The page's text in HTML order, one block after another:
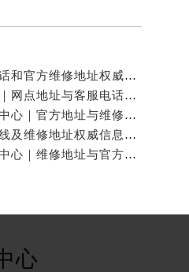
成都万国官方售后服务中心｜最新电话和官方维修地址权威信息公示（2026年7月最新）
亲身探访成都万国官方售后服务中心｜网点地址与客服电话（2026年7月最新）
亲身到店探访成都万国官方售后服务中心｜官方地址与维修热线（2026年7月最新）
成都万国官方售后服务中心｜最新热线及维修地址权威信息公示（2026年7月最新）
亲身到店探访成都万国官方售后服务中心｜维修地址与官方客服热线（2026年7月最新）
心